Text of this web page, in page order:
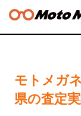
モトメガ
県の査定